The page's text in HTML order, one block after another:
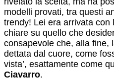
modelli provati, tra questi
trendy! Lei era arrivata con
chiare su quello che
consapevole che, alla fine,
dettata dal cuore, come
vista’, esattamente come
Ciavarro.